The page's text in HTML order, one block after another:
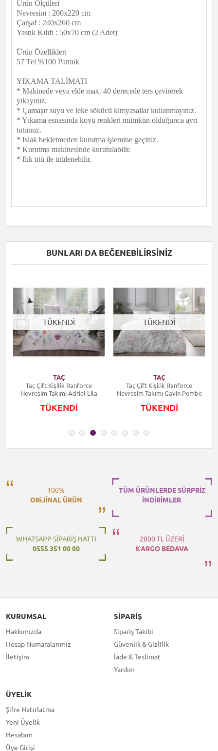
Ürün Ölçüleri
Nevresim : 200x220 cm
Çarşaf : 240x260 cm
Yastık Kılıfı : 50x70 cm (2 Adet)
Ürün Özellikleri
57 Tel %100 Pamuk
YIKAMA TALİMATI
* Makinede veya elde max. 40 derecede ters çevirerek
yıkayınız.
* Çamaşır suyu ve leke sökücü kimyasallar kullanmayınız.
* Yıkama esnasında koyu renkleri mümkün olduğunca ayrı
tutunuz.
* Islak bekletmeden kurutma işlemine geçiniz.
* Kurutma makinesinde kurutulabilir.
* Ilık ütü ile ütülenebilir.
BUNLARI DA BEĞENEBILIRSINIZ
TÜKENDİ
TAÇ
Taç Çift Kişilik Ranforce
Nevresim Takımı Adriel Lila
TÜKENDİ
TÜKENDİ
TAÇ
Taç Çift Kişilik Ranforce
Nevresim Takımı Gavin Pembe
TÜKENDİ
100%
ORiJİNAL ÜRÜN
TÜM ÜRÜNLERDE SÜRPRİZ
İNDİRİMLER
WHATSAPP SİPARİŞ HATTI
0555 351 00 00
2000 TL ÜZERİ
KARGO BEDAVA
KURUMSAL
Hakkımızda
Hesap Numaralarımız
İletişim
SIPARIŞ
Sipariş Takibi
Güvenlik & Gizlilik
İade & Teslimat
Yardım
ÜYELIK
Şifre Hatırlatma
Yeni Üyelik
Hesabım
Üye Girişi